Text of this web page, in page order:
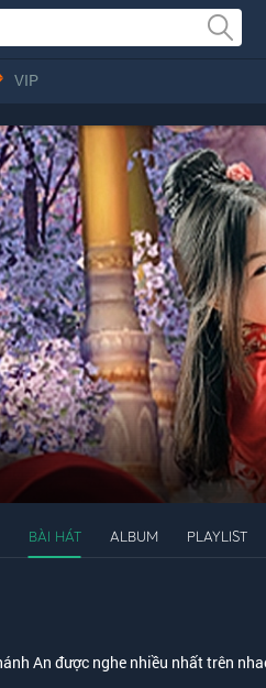
VIP
BÀI HÁT ALBUM PLAYLIST
An được nghe nhiều nhất trên